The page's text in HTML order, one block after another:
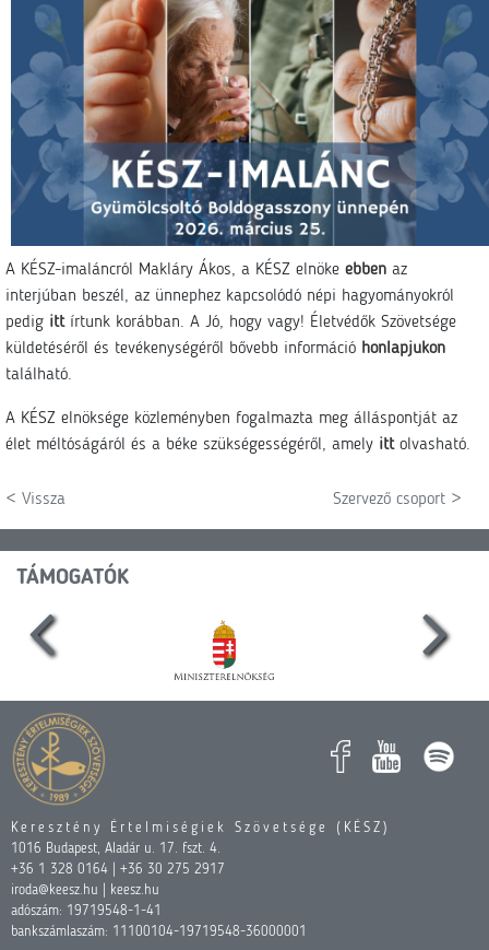
A KÉSZ-imaláncról Makláry Ákos, a KÉSZ elnöke ebben az
interjúban beszél, az ünnephez kapcsolódó népi hagyományokról
pedig ittírtunk korábban. A Jó, hogy vagy! Életvédők Szövetsége
küldetéséről és tevékenységéről bővebb információ honlapjukon
található.
A KÉSZ elnöksége közleményben fogalmazta meg álláspontját az
élet méltóságáról és a béke szükségességéről, amely ittolvasható.
< Vissza Szervező csoport >
TÁMOGATÓK
Keresztény Értelmiségiek Szövetsége (KÉSZ)
1016 Budapest, Aladár u. 17. fszt. 4.
+36 1 328 0164 | +36 30 275 2917
iroda@keesz.hu | keesz.hu
adószám: 19719548-1-41
bankszámlaszám: 11100104-19719548-36000001